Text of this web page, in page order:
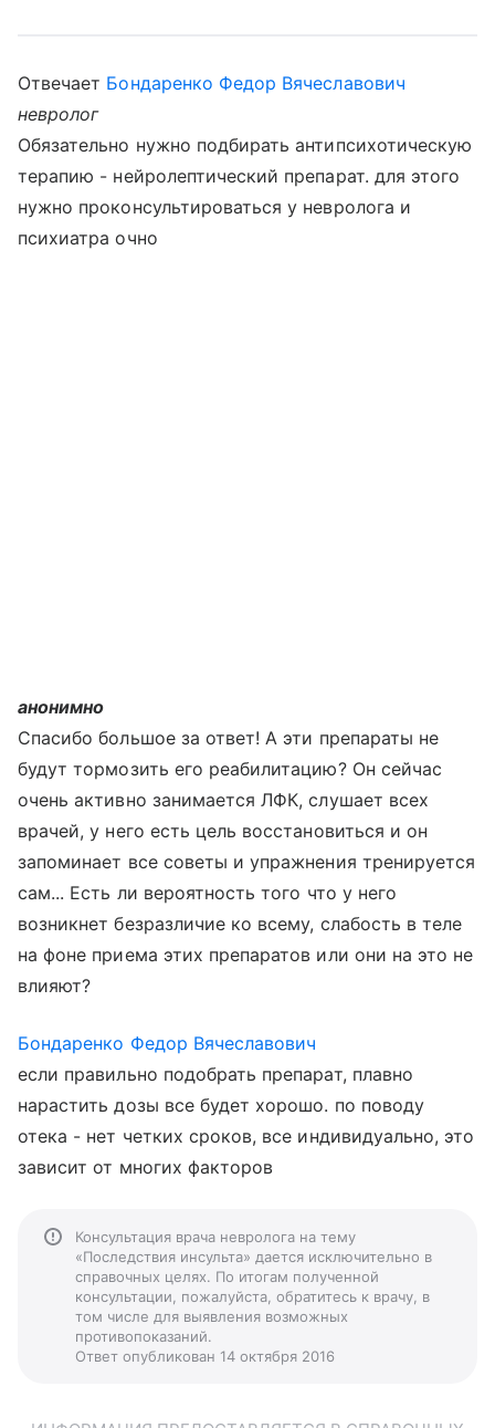
Отвечает Бондаренко Федор Вячеславович
невролог
Обязательно нужно подбирать антипсихотическую
терапию - нейролептический препарат. для этого
нужно проконсультироваться у невролога и
психиатра очно
анонимно
Спасибо большое за ответ! А эти препараты не
будут тормозить его реабилитацию? Он сейчас
очень активно занимается ЛФК, слушает всех
врачей, у него есть цель восстановиться и он
запоминает все советы и упражнения тренируется
сам... Есть ли вероятность того что у него
возникнет безразличие ко всему, слабость в теле
на фоне приема этих препаратов или они на это не
влияют?
Бондаренко Федор Вячеславович
если правильно подобрать препарат, плавно
нарастить дозы все будет хорошо. по поводу
отека - нет четких сроков, все индивидуально, это
зависит от многих факторов
Консультация врача невролога на тему
«Последствия инсульта» дается исключительно в
справочных целях. По итогам полученной
консультации, пожалуйста, обратитесь к врачу, в
том числе для выявления возможных
противопоказаний.
Ответ опубликован 14 октября 2016